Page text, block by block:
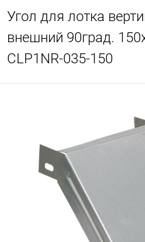
Угол для лотка
внешний 90град.
CLP1NR-035-150